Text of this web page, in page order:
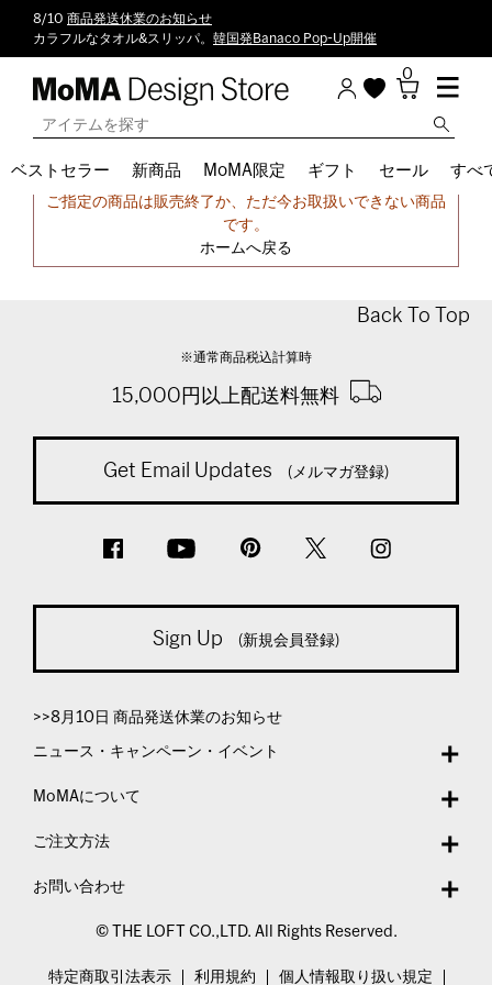
8/10 商品発送休業のお知らせ
カラフルなタオル&スリッパ。 韓国発Banaco Pop-Up開催
0
ベストセラー 新商品 MoMA限定 ギフト セール すべ
申し訳ございません。
ご指定の商品は販売終了か、ただ今お取扱いできない商品
です。
ホームへ戻る
Back To Top
※通常商品税込計算時
15,000円以上配送料無料
Get Email Updates (メルマガ登録)
Sign Up (新規会員登録)
>>8月10日 商品発送休業のお知らせ
ニュース・キャンペーン・イベント
MoMAについて
ご注文方法
お問い合わせ
© THE LOFT CO.,LTD. All Rights Reserved.
特定商取引法表示 利用規約 個人情報取り扱い規定